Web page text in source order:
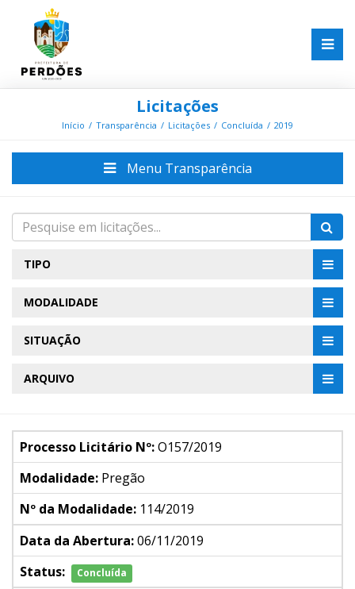
Licitações
Início Transparência Licitações Concluída 2019
Menu Transparência
TIPO
MODALIDADE
SITUAÇÃO
ARQUIVO
Processo Licitário Nº:O157/2019
Modalidade: Pregão
Nº da Modalidade: 114/2019
Data da Abertura:06/11/2019
Status:
Concluída